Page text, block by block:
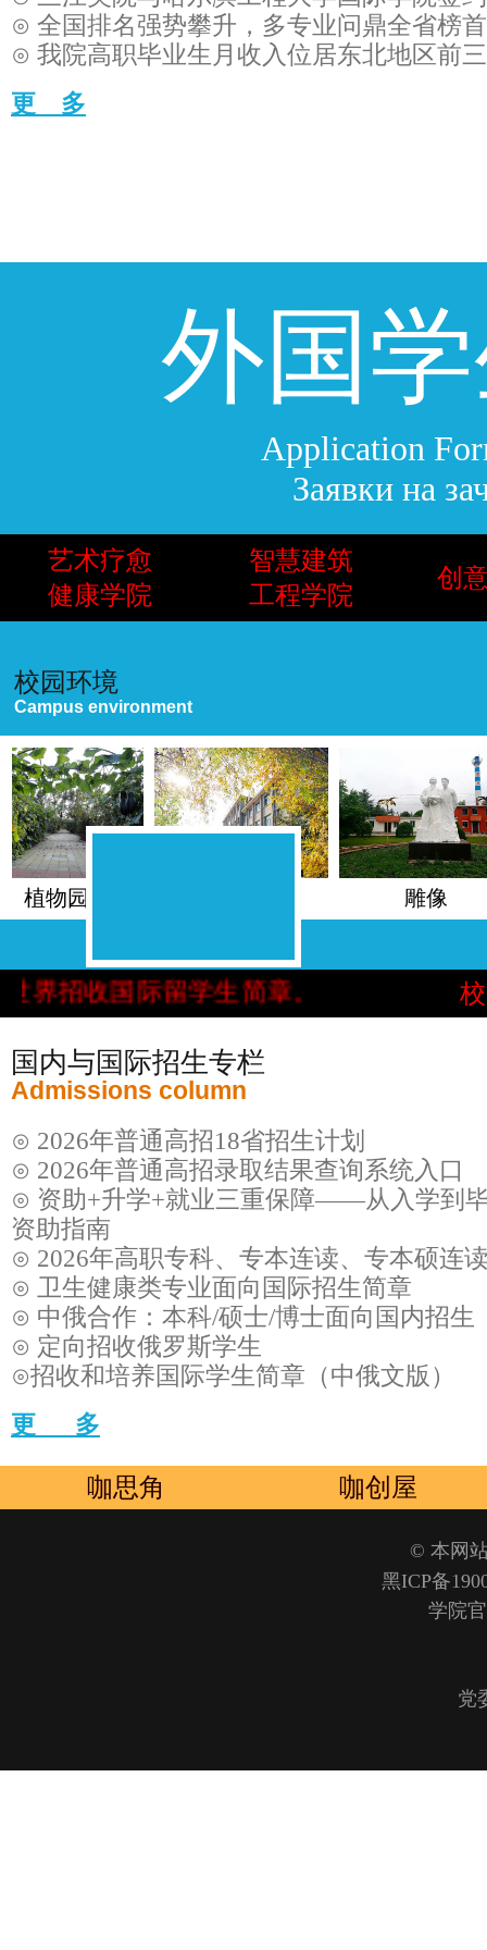
⊙ 全国排名强势攀升，多专业问鼎全省榜首
⊙ 我院高职毕业生月收入位居东北地区前
更 多
外国
Application
Заявки на
艺术疗愈
健康学院
智慧建筑
工程学院
创
校园环境
Campus environment
植物园 雕像
界招收国际留学生简章。
国内与国际招生专栏
Admissions column
⊙ 2026年普通高招18省招生计划
⊙ 2026年普通高招录取结果查询系统入口
⊙ 资助+升学+就业三重保障——从入学到
资助指南
⊙ 2026年高职专科、专本连读、专本硕连
⊙ 卫生健康类专业面向国际招生简章
⊙ 中俄合作：本科/硕士/博士面向国内招生
⊙ 定向招收俄罗斯学生
⊙招收和培养国际学生简章（中俄文版）
更 多
咖思角 咖创屋
© 本网
黑ICP备
学院
党